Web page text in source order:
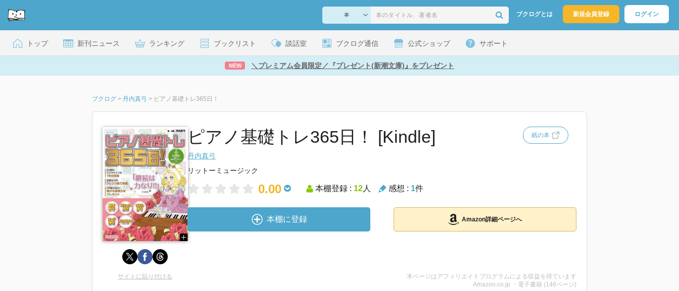
ブクログとは 新規会員登録 ログイン
トップ 新刊ニュース ランキング ブックリスト 談話室 ブクログ通信 公式ショップ サポート
NEW ＼プレミアム会員限定／『プレゼント(新潮文庫)』をプレゼント
ブクログ > 丹内真弓 > ピアノ基礎トレ365日！
ピアノ基礎トレ365日！ [Kindle] 紙の本
丹内真弓
リットーミュージック
0.00 本棚登録 : 12人 感想 : 1件
本棚に登録 Amazon詳細ページへ
サイトに貼り付ける
本ページはアフィリエイトプログラムによる収益を得ています
Amazon.co.jp ・電子書籍 (146ページ)